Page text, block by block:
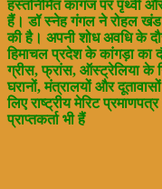
हस्तनिर्मित कागज पर पृथ्वी
हैं। डॉ स्नेह गंगल ने रोहल खंड
की है। अपनी शोध अवधि के
हिमाचल प्रदेश के कांगड़ा का
ग्रीस, फ्रांस, ऑस्ट्रेलिया के
घरानों, मंत्रालयों और
लिए राष्ट्रीय मेरिट
प्राप्तकर्ता भी हैं